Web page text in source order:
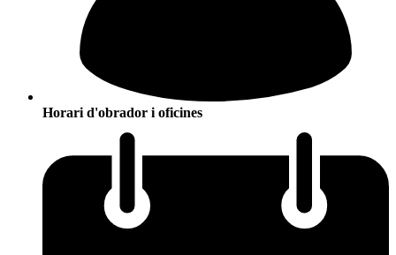
Horari d'obrador i oficines